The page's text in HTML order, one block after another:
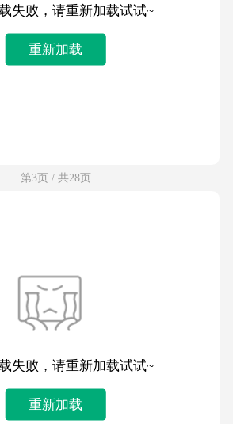
失败，请重新加载试试~
重新加载
第3页 / 共28页
失败，请重新加载试试~
重新加载